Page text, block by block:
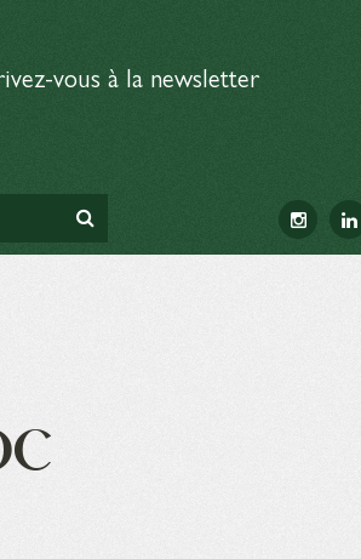
vous à la newsletter